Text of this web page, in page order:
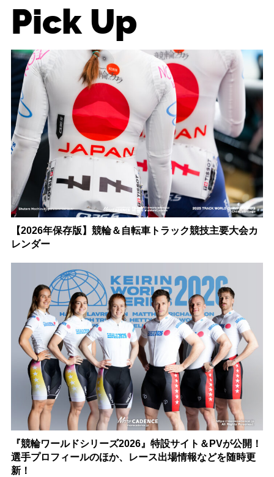
Pick Up
【2026年保存版】競輪＆自転車トラック競技主要大会カ
レンダー
『競輪ワールドシリーズ2026』特設サイト＆PVが公開！
選手プロフィールのほか、レース出場情報などを随時更
新！